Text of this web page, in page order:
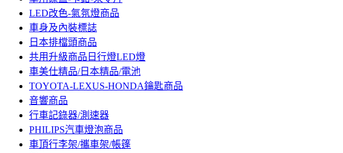
LED改色-氣氛燈商品
車身及內裝標誌
日本排檔頭商品
共用升級商品日行燈LED燈
車美仕精品/日本精品/電池
TOYOTA-LEXUS-HONDA鑰匙商品
音響商品
行車記錄器/測速器
PHILIPS汽車燈泡商品
車頂行李架/攜車架/帳篷